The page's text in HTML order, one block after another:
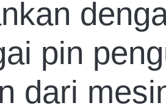
pin
dari